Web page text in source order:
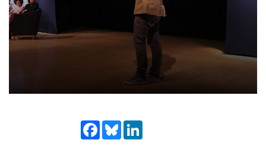
Facebook
Bluesky